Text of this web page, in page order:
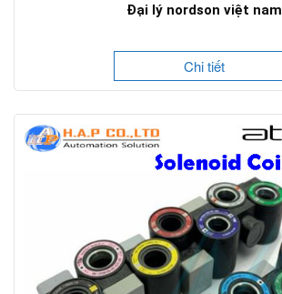
Đại lý nordson việt nam
Chi tiết